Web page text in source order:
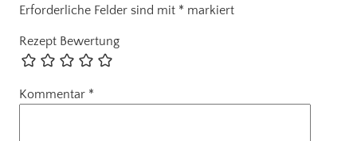
Erforderliche Felder sind mit * markiert
Rezept Bewertung
Kommentar *